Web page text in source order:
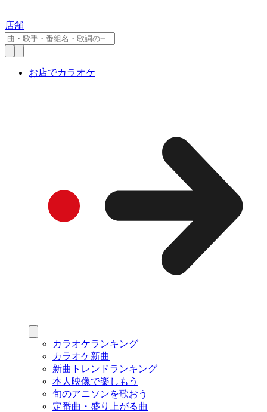
店舗
お店でカラオケ
カラオケランキング
カラオケ新曲
新曲トレンドランキング
本人映像で楽しもう
旬のアニソンを歌おう
定番曲・盛り上がる曲